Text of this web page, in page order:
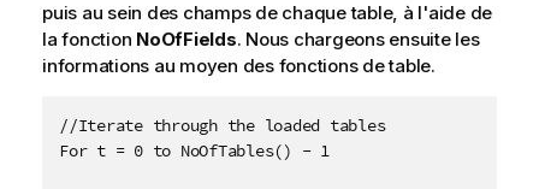
puis au sein des champs de chaque table, à l'aide de
la fonction NoOfFields. Nous chargeons ensuite les
informations au moyen des fonctions de table.
//Iterate through the loaded tables
For t = 0 to NoOfTables() - 1